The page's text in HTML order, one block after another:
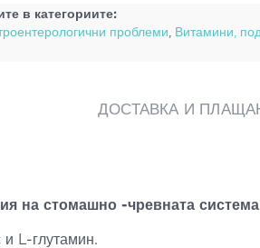
в категориите:
проблеми, Витамини,
ДОСТАВКА И
на стомашно -чревната система
L-глутамин.